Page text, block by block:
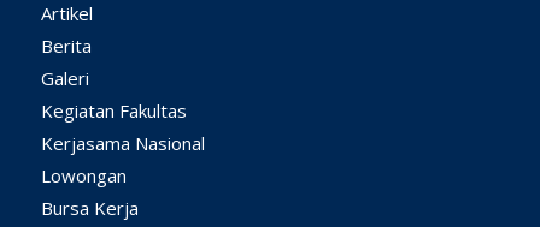
Artikel
Berita
Galeri
Kegiatan Fakultas
Kerjasama Nasional
Lowongan
Bursa Kerja